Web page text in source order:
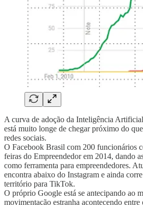
A curva de adoção da Inteligência
está muito longe de chegar próximo do
redes sociais.
O Facebook Brasil com 200 funcionários
feiras do Empreendedor em 2014, dando
como ferramenta para empreendedores.
encontra abaixo do Instagram e ainda
território para TikTok.
O próprio Google está se antecipando ao
movimentação estranha acontecendo entre